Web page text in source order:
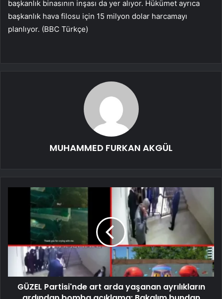
başkanlık binasının inşası da yer alıyor. Hükümet ayrıca
başkanlık hava filosu için 15 milyon dolar harcamayı
planlıyor. (BBC Türkçe)
MUHAMMED FURKAN AKGÜL
GÜZEL Partisi'nde art arda yaşanan ayrılıkların